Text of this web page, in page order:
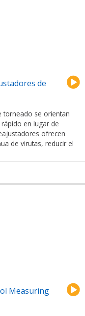
de
torneado se orientan
en lugar de
ofrecen
de virutas, reducir el
Measuring